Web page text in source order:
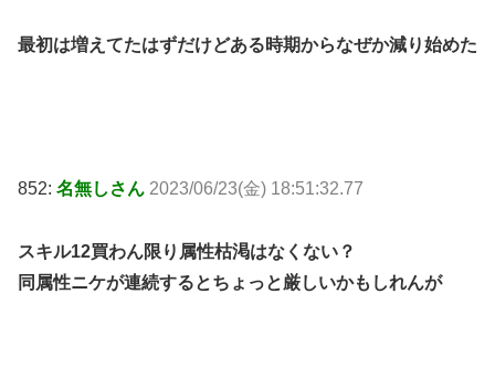
最初は増えてたはずだけどある時期からなぜか減り始めた
852: 名無しさん 2023/06/23(金) 18:51:32.77
スキル12買わん限り属性枯渇はなくない？
同属性ニケが連続するとちょっと厳しいかもしれんが